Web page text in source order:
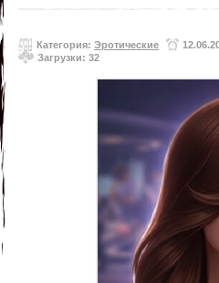
Категория: Эротические
Загрузки: 32